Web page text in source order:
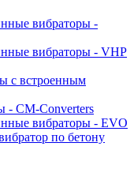
вибраторы -
вибраторы - VHP
с встроенным
- CM-Converters
вибраторы - EVO
по бетону